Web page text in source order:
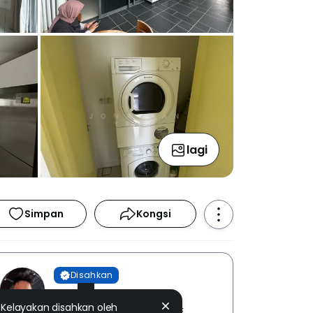
lagi
Simpan Kongsi
Disahkan
Jonathan Yeoh
Kelayakan disahkan oleh